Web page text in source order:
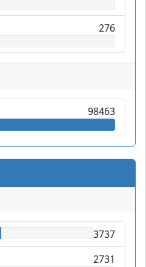
276
98463
3737
2731